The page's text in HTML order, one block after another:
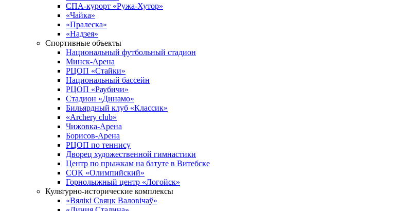
СПА-курорт «Ружа-Хутор»
«Чайка»
«Пралеска»
«Надзея»
Спортивные объекты
Национальный футбольный стадион
Минск-Арена
РЦОП «Стайки»
Национальный бассейн
РЦОП «Раубичи»
Стадион «Динамо»
Бильярдный клуб «Классик»
«Archery club»
Чижовка-Арена
Борисов-Арена
РЦОП по теннису
Дворец художественной гимнастики
Центр по прыжкам на батуте в Витебске
СОК «Олимпийский»
Горнолыжный центр «Логойск»
Культурно-исторические комплексы
«Вялікі Свяцк Валовічаў»